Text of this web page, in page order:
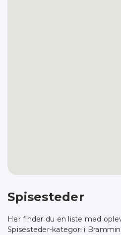
Spisesteder
Her finder du en liste med
Spisesteder-kategori i